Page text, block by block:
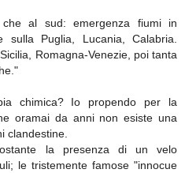
al sud: emergenza fiumi in
sulla Puglia, Lucania, Calabria.
Romagna-Venezie, poi tanta
chimica? Io propendo per la
oramai da anni non esiste una
clandestine.
la presenza di un velo
le tristemente famose "innocue